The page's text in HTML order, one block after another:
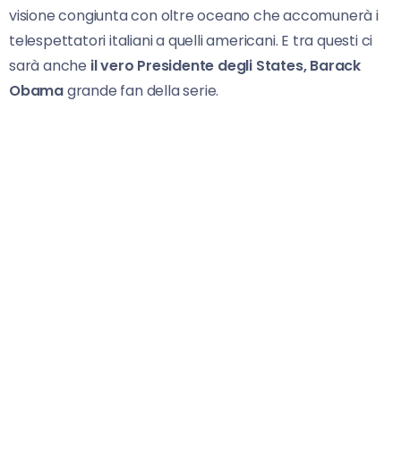
visione congiunta con oltre oceano che accomunerà i
telespettatori italiani a quelli americani. E tra questi ci
sarà anche il vero Presidente degli States, Barack
Obamagrande fan della serie.